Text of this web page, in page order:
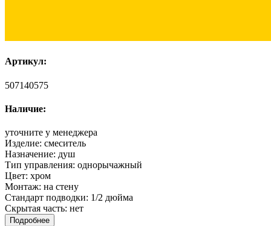
Артикул:
507140575
Наличие:
уточните у менеджера
Изделие: смеситель
Назначение: душ
Тип управления: однорычажный
Цвет: хром
Монтаж: на стену
Стандарт подводки: 1/2 дюйма
Скрытая часть: нет
Подробнее